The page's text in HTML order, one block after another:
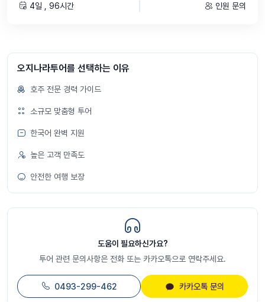
4일 , 96시간 인원 문의
오지나라투어를 선택하는 이유
호주 전문 경력 가이드
소규모 맞춤형 투어
한국어 완벽 지원
높은 고객 만족도
안전한 여행 보장
도움이 필요하신가요?
투어 관련 문의사항은 전화 또는 카카오톡으로 연락주세요.
0493-299-462 카카오톡 문의